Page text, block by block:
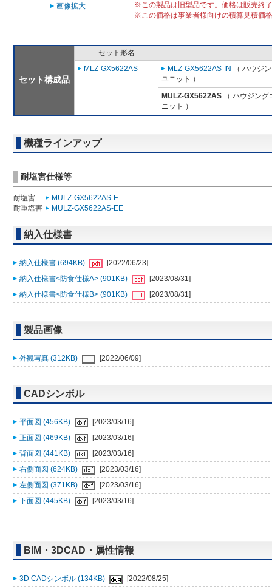
画像拡大
※この製品は旧型品です。価格は販売終
※この価格は事業者様向けの積算見積価
セット構成品
セット形名
MLZ-GX5622AS
MLZ-GX5622AS-IN
（ ハウジ
ユニット ）
MULZ-GX5622AS （ ハウジン
ニット ）
機種ラインアップ
耐塩害仕様等
耐塩害
MULZ-GX5622AS-E
耐重塩害
MULZ-GX5622AS-EE
納入仕様書
納入仕様書 (694KB)
[2022/06/23]
納入仕様書<防食仕様A> (901KB)
[2023/08/31]
納入仕様書<防食仕様B> (901KB)
[2023/08/31]
製品画像
外観写真 (312KB) [2022/06/09]
CADシンボル
平面図 (456KB)
[2023/03/16]
正面図 (469KB)
[2023/03/16]
背面図 (441KB)
[2023/03/16]
右側面図 (624KB)
[2023/03/16]
左側面図 (371KB)
[2023/03/16]
下面図 (445KB)
[2023/03/16]
BIM・3DCAD・属性情報
3D CADシンボル (134KB) [2022/08/25]